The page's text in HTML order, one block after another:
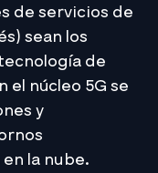
de servicios de
sean los
de
el núcleo 5G se
y
la nube.